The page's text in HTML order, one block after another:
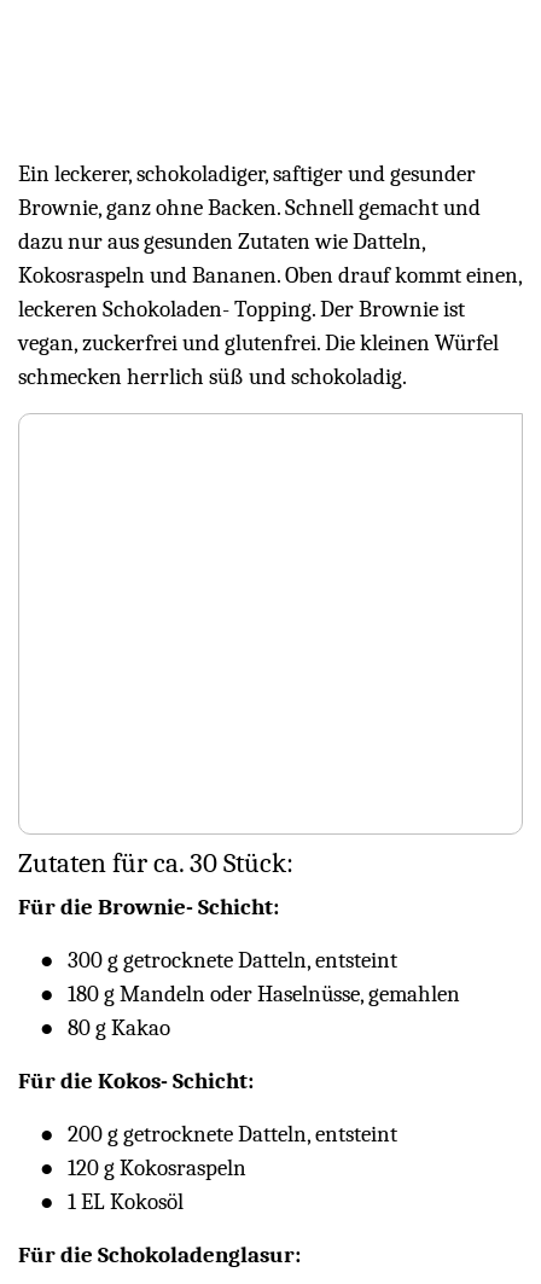
Ein leckerer, schokoladiger, saftiger und gesunder
Brownie, ganz ohne Backen. Schnell gemacht und
dazu nur aus gesunden Zutaten wie Datteln,
Kokosraspeln und Bananen. Oben drauf kommt einen,
leckeren Schokoladen- Topping. Der Brownie ist
vegan, zuckerfrei und glutenfrei. Die kleinen Würfel
schmecken herrlich süß und schokoladig.
Zutaten für ca. 30 Stück:
Für die Brownie- Schicht:
300 g getrocknete Datteln, entsteint
180 g Mandeln oder Haselnüsse, gemahlen
80 g Kakao
Für die Kokos- Schicht:
200 g getrocknete Datteln, entsteint
120 g Kokosraspeln
1 EL Kokosöl
Für die Schokoladenglasur: